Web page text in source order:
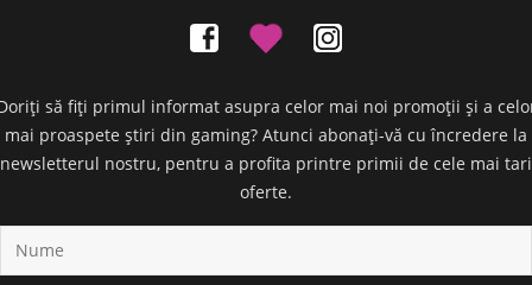
să fiți primul informat asupra celor mai noi promoții și a
mai proaspete știri din gaming? Atunci abonați-vă cu încredere la
newsletterul nostru, pentru a profita printre primii de cele mai tari
oferte.